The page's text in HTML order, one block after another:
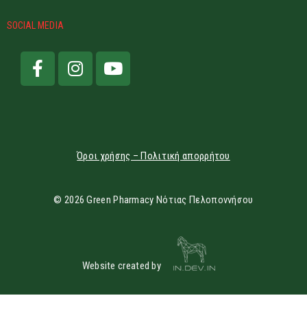
SOCIAL MEDIA
Όροι χρήσης – Πολιτική απορρήτου
© 2026 Green Pharmacy Νότιας Πελοποννήσου
Website created by